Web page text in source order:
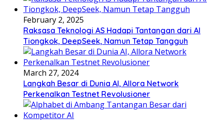
February 2, 2025
Raksasa Teknologi AS Hadapi Tantangan dari AI
Tiongkok, DeepSeek, Namun Tetap Tangguh
March 27, 2024
Langkah Besar di Dunia AI, Allora Network
Perkenalkan Testnet Revolusioner